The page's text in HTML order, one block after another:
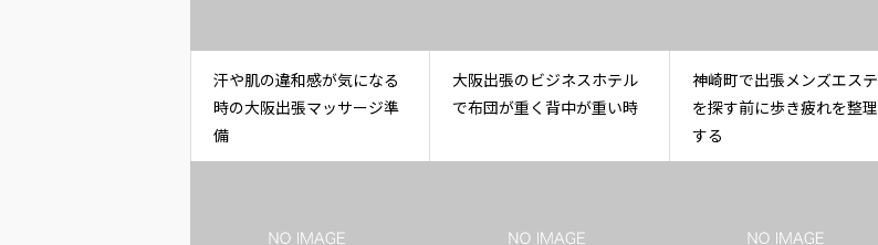
汗や肌の違和感が気になる
時の大阪出張マッサージ準
備
大阪出張のビジネスホテル
で布団が重く背中が重い時
神崎町で出張メンズエステ
を探す前に歩き疲れを整理
する